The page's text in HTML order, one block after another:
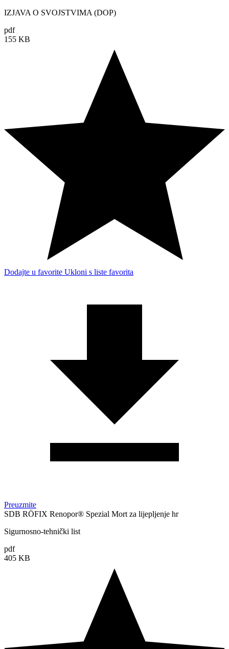
IZJAVA O SVOJSTVIMA (DOP)
pdf
155 KB
Dodajte u favorite Ukloni s liste favorita
Preuzmite
SDB RÖFIX Renopor® Spezial Mort za lijepljenje hr
Sigurnosno-tehnički list
pdf
405 KB